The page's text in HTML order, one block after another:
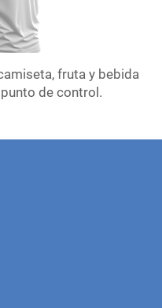
fruta y bebida
de control.